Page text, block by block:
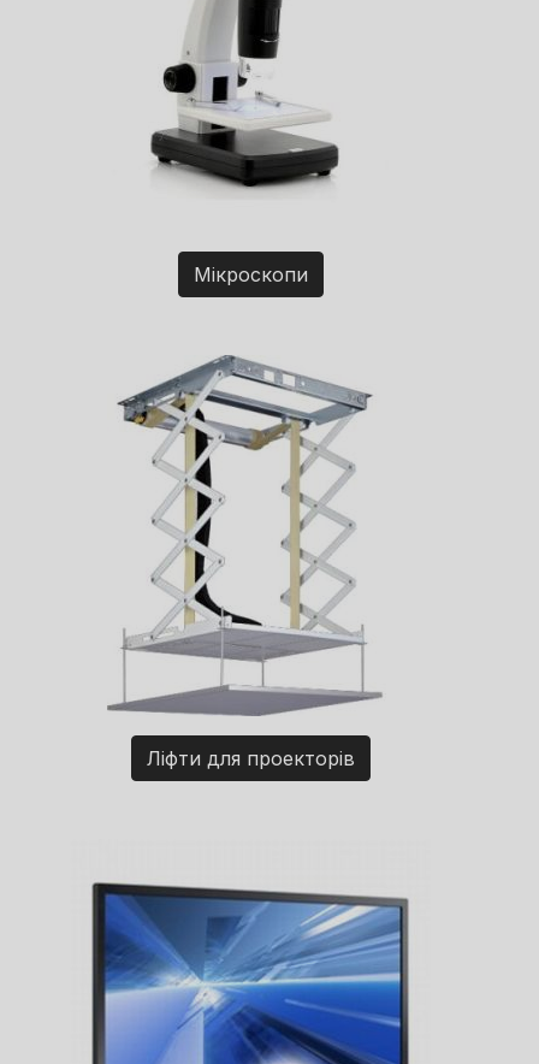
Мікроскопи
Ліфти для проекторів